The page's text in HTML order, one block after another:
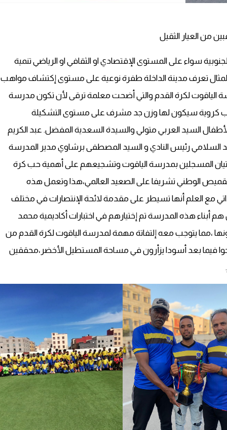
من العيار الثقيل
سواء على المستوى الإقتصادي او الثقافي او الرياضي تنمية
تعرف مدينة الداخلة طفرة نوعية على مستوى إكتشاف مواهب
الياقوت لكرة القدم والتي أضحت معلمة ترقى لأن تكون مدرسة
كروية سيكون لها وزن جد مشرف على مستوى التشكيلة
السيد العربي متولي والسيدة السعدية المفضل. عبد الكريم
السلامي رئيس النادي و السيد المصطفى برشاوي مدير المدرسة
المسجلين بمدرسة الياقوت وتشجيعهم على أهمية حب كرة
الوطني تشريفا على الصعيد العالمي،هذا وتعمل هذه
مع العلم أنها تسيطر على مقدمة لائحة الإنتصارات في مختلف
أبناء هذه المدرسة تم إختيارهم في اختبارات أكاديمية محمد
،مما يتوجب معه إلتفاتة مهمة لمدرسة الياقوت لكرة القدم من
فيما بعد أسودا يزأرون في مساحة المستطيل الأخضر،محققين